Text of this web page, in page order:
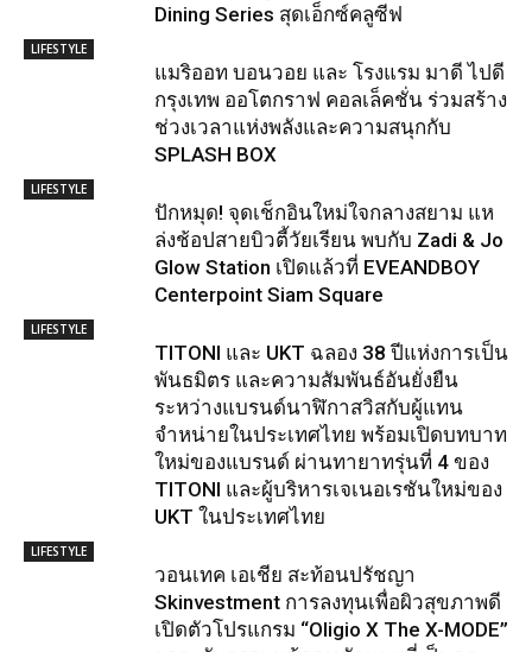
Dining Series สุดเอ็กซ์คลูซีฟ
LIFESTYLE
แมริออท บอนวอย และ โรงแรม มาดี ไปดี
กรุงเทพ ออโตกราฟ คอลเล็คชั่น ร่วมสร้าง
ช่วงเวลาแห่งพลังและความสนุกกับ
SPLASH BOX
LIFESTYLE
ปักหมุด! จุดเช็กอินใหม่ใจกลางสยาม แห
ล่งช้อปสายบิวตี้วัยเรียน พบกับ Zadi & Jo
Glow Station เปิดแล้วที่ EVEANDBOY
Centerpoint Siam Square
LIFESTYLE
TITONI และ UKT ฉลอง 38 ปีแห่งการเป็น
พันธมิตร และความสัมพันธ์อันยั่งยืน
ระหว่างแบรนด์นาฬิกาสวิสกับผู้แทน
จำหน่ายในประเทศไทย พร้อมเปิดบทบาท
ใหม่ของแบรนด์ ผ่านทายาทรุ่นที่ 4 ของ
TITONI และผู้บริหารเจเนอเรชันใหม่ของ
UKT ในประเทศไทย
LIFESTYLE
วอนเทค เอเชีย สะท้อนปรัชญา
Skinvestment การลงทุนเพื่อผิวสุขภาพดี
เปิดตัวโปรแกรม “Oligio X The X-MODE”